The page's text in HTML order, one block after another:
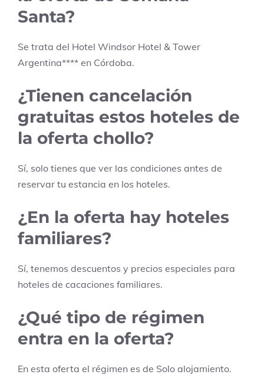
Santa?
Se trata del Hotel Windsor Hotel & Tower
Argentina**** en Córdoba.
¿Tienen cancelación
gratuitas estos hoteles de
la oferta chollo?
Sí, solo tienes que ver las condiciones antes de
reservar tu estancia en los hoteles.
¿En la oferta hay hoteles
familiares?
Sí, tenemos descuentos y precios especiales para
hoteles de cacaciones familiares.
¿Qué tipo de régimen
entra en la oferta?
En esta oferta el régimen es de Solo alojamiento.